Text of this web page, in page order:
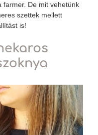
farmer. De mit vehetünk
szettek mellett
is!